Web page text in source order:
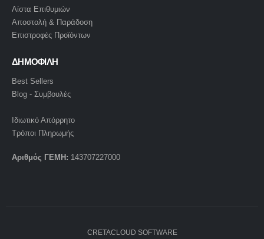
Λίστα Επιθυμιών
Αποστολή & Παράδοση
Επιστροφές Προϊόντων
ΔΗΜΟΦΙΛΗ
Best Sellers
Blog - Συμβουλές
Ιδιωτικό Απόρρητο
Τρόποι Πληρωμής
Αριθμός ΓΕΜΗ: 143707227000
CRETACLOUD SOFTWARE